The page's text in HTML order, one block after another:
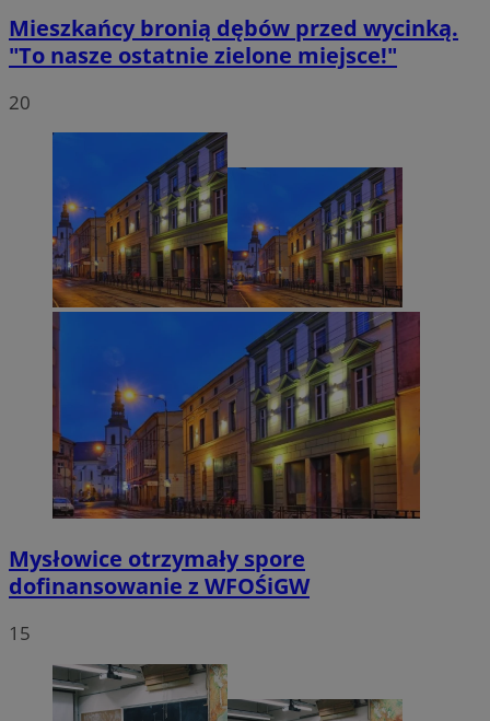
Mieszkańcy bronią dębów przed wycinką.
"To nasze ostatnie zielone miejsce!"
20
Mysłowice otrzymały spore
dofinansowanie z WFOŚiGW
15